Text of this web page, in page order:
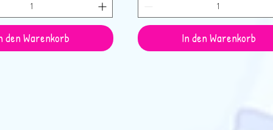
den Warenkorb In den Warenkorb